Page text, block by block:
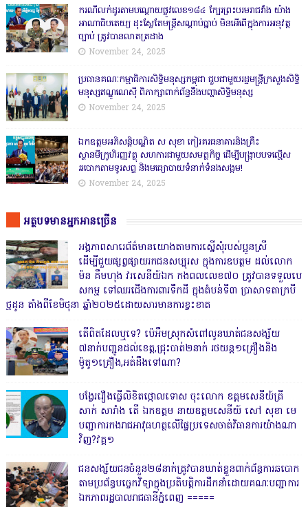
ករណីលក់ដូរតាមបណ្តោយផ្លូវលេខ១៨៤ ក្បែរព្រះបរមរាជវាំង យ៉ាង
អាណាធិបតេយ្យ ដុះស្លែតែមន្ត្រីសណ្តាប់ធ្នាប់ មិនអើពើក្នុងការអនុវត្ត
ច្បាប់ ត្រូវបានលាតត្រដាង
November 24, 2025
ប្រធានគណៈកម្មាធិការសិទ្ធិមនុស្សកម្ពុជា ជួបជាមួយរដ្ឋមន្ត្រីក្រសួងសិទ្ធិ
មនុស្សឥណ្ឌូណេស៊ី ពិភាក្សាពាក់ព័ន្ធនឹងបញ្ហាសិទ្ធិមនុស្ស
November 24, 2025
ឯកឧត្តមអភិសន្តិបណ្ឌិត ស សុខា កៀរគរធនាគារនិងគ្រឹះ
ស្ថានមីក្រូហិរញ្ញវត្ថុ សហការជាមួយសមត្ថកិច្ច ដើម្បីបង្ក្រាបបទល្មើស
ឆបោកតាមទូរសព្ទ និងមធ្យោបាយទំនាក់ទំនងសង្គម!
November 24, 2025
អត្ថបទមានអ្នកអានច្រើន
អង្គភាពសារេព័ត៌មានយោងតាមការស្នើសុំរបស់ប្អូនស្រី
ដើម្បីជួយផ្សព្វផ្សាយរកជនសប្បុរស ក្នុងការឧបត្ថម ដល់លោក
ម៉ន គឹមហុង វរសេនីយ៍ឯក កងពលលេខ៧០ ត្រូវបានទទួលបេ
សកម្ម ទៅឈរជើងការពារទឹកដី ក្នុងតំបន់ទី៣ ប្រាសាទតាក្របី
ថ្មដូន តាំងពីខែមិថុនា ឆ្នាំ២០២៥ដោយសារមានការខ្វះខាត
តើពិតដែលឬទេ? ប៉េអឹមស្រុកសំពៅលូនឃាត់ជនសង្ស័យ
៧នាក់បញ្ជូនដល់ខេត្ត,ជ្រុះបាត់២នាក់ រថយន្ត១គ្រឿងនិង
ម៉ូតូ១គ្រឿង,អត់ដឹងទៅណា?
បង្វែររឿងធ្វើលិខិតថ្កោលទោស ចុះលោក ឧត្តមសេនីយ៍ត្រី
សាក់ សារាំង តើ ឯកឧត្តម នាយឧត្តមសេនីយ៍ សៅ សុខា មេ
បញ្ជាការកងរាជអាវុធហត្ថលើផ្ទៃប្រទេសចាត់វិធានការយ៉ាងណា
វិញ?វគ្គ១
ជនសង្ស័យជនចំនួន២៨នាក់ត្រូវបានឃាត់ខ្លួនពាក់ព័ន្ធការឆបោក
តាមប្រព័ន្ធបច្ចេកវិទ្យាក្នុងប្រតិបត្តិការដឹកនាំដោយគណៈបញ្ជាការ
ឯកភាពរដ្ឋបាលរាជធានីភ្នំពេញ ‎=====